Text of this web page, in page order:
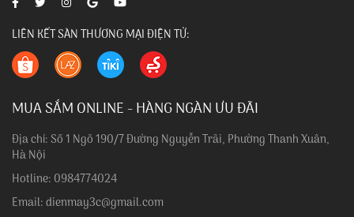
LIÊN KẾT SÀN THƯƠNG MẠI ĐIỆN TỬ:
MUA SẮM ONLINE - HÀNG NGÀN ƯU ĐÃI
Địa chỉ: Số 1 Ngõ 190/7 Đường Nguyễn Trãi, Phường Thanh Xuân,
Hà Nội
Hotline: 0984774024
Email: dienmay3c@gmail.com